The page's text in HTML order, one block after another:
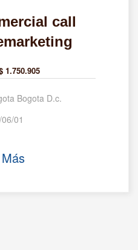
call
1.750.905
Bogota D.c.
01